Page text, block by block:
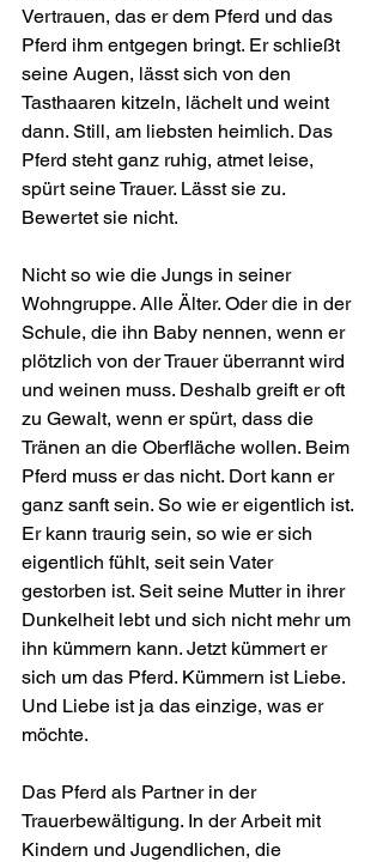
Vertrauen, das er dem Pferd und das
Pferd ihm entgegen bringt. Er schließt
seine Augen, lässt sich von den
Tasthaaren kitzeln, lächelt und weint
dann. Still, am liebsten heimlich. Das
Pferd steht ganz ruhig, atmet leise,
spürt seine Trauer. Lässt sie zu.
Bewertet sie nicht.
Nicht so wie die Jungs in seiner
Wohngruppe. Alle Älter. Oder die in der
Schule, die ihn Baby nennen, wenn er
plötzlich von der Trauer überrannt wird
und weinen muss. Deshalb greift er oft
zu Gewalt, wenn er spürt, dass die
Tränen an die Oberfläche wollen. Beim
Pferd muss er das nicht. Dort kann er
ganz sanft sein. So wie er eigentlich ist.
Er kann traurig sein, so wie er sich
eigentlich fühlt, seit sein Vater
gestorben ist. Seit seine Mutter in ihrer
Dunkelheit lebt und sich nicht mehr um
ihn kümmern kann. Jetzt kümmert er
sich um das Pferd. Kümmern ist Liebe.
Und Liebe ist ja das einzige, was er
möchte.
Das Pferd als Partner in der
Trauerbewältigung. In der Arbeit mit
Kindern und Jugendlichen, die